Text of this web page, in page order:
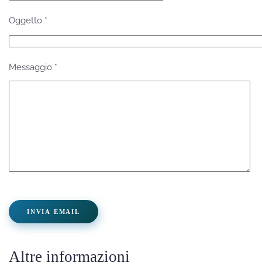
Oggetto *
Messaggio *
INVIA EMAIL
Altre informazioni